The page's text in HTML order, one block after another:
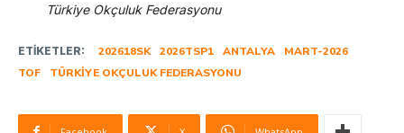
Türkiye Okçuluk Federasyonu
ETIKETLER: 202618SK 2026TSP1 ANTALYA
MART-2026
TOF
TÜRKIYE OKÇULUK FEDERASYONU